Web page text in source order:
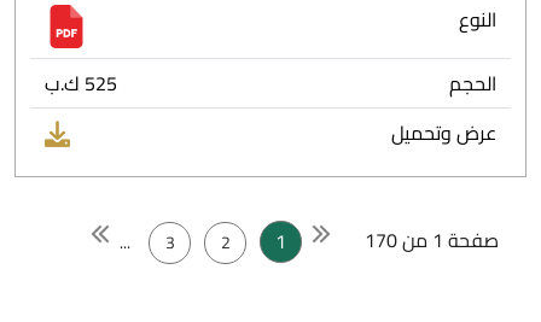
النوع
الحجم
525 ك.ب
عرض وتحميل
صفحة 1 من 170 1
2
3
...